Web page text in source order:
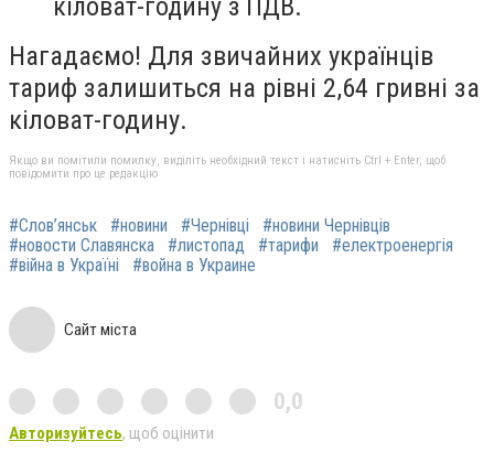
кіловат-годину з ПДВ.
Нагадаємо! Для звичайних українців
тариф залишиться на рівні 2,64 гривні за
кіловат-годину.
Якщо ви помітили помилку, виділіть необхідний текст і натисніть Ctrl + Enter, щоб
повідомити про це редакцію
#Слов’янськ #новини #Чернівці
#новини Чернівців
#новости Славянска
#листопад #тарифи
#електроенергія
#війна в Україні
#война в Украине
Сайт міста
0,0
Авторизуйтесь, щоб оцінити